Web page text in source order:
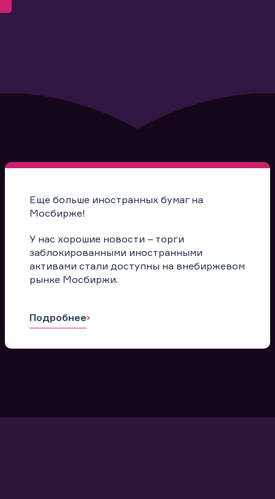
Еще больше иностранных бумаг на
Мосбирже!
У нас хорошие новости – торги
заблокированными иностранными
активами стали доступны на внебиржевом
рынке Мосбиржи.
Подробнее